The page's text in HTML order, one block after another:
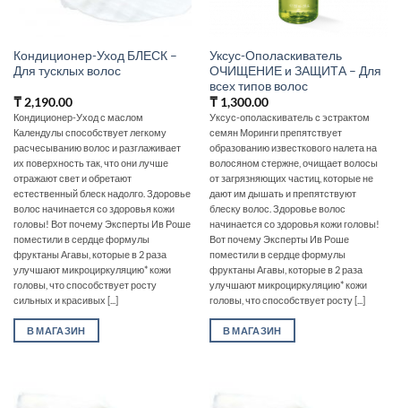
Кондиционер-Уход БЛЕСК –
Для тусклых волос
₸2,190.00
Кондиционер-Уход с маслом
Календулы способствует легкому
расчесыванию волос и разглаживает
их поверхность так, что они лучше
отражают свет и обретают
естественный блеск надолго. Здоровье
волос начинается со здоровья кожи
головы! Вот почему Эксперты Ив Роше
поместили в сердце формулы
фруктаны Агавы, которые в 2 раза
улучшают микроциркуляцию* кожи
головы, что способствует росту
сильных и красивых [...]
В МАГАЗИН
Уксус-Ополаскиватель
ОЧИЩЕНИЕ и ЗАЩИТА – Для
всех типов волос
₸1,300.00
Уксус-ополаскиватель с эстрактом
семян Моринги препятствует
образованию известкового налета на
волосяном стержне, очищает волосы
от загрязняющих частиц, которые не
дают им дышать и препятствуют
блеску волос. Здоровье волос
начинается со здоровья кожи головы!
Вот почему Эксперты Ив Роше
поместили в сердце формулы
фруктаны Агавы, которые в 2 раза
улучшают микроциркуляцию* кожи
головы, что способствует росту [...]
В МАГАЗИН